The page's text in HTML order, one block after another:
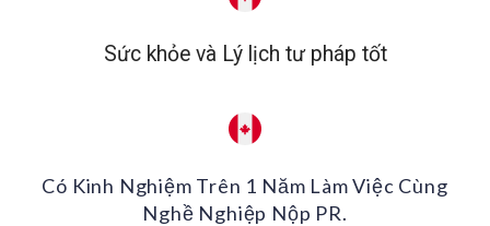
Sức khỏe và Lý lịch tư pháp tốt
Có Kinh Nghiệm Trên 1 Năm Làm Việc Cùng
Nghề Nghiệp Nộp PR.